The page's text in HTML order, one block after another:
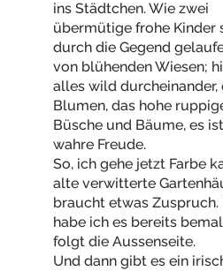
ins Städtchen. Wie zwei
übermütige frohe Kinder
durch die Gegend
von blühenden Wiesen;
alles wild durcheinander,
Blumen, das hohe
Büsche und Bäume, es
wahre Freude.
So, ich gehe jetzt Farbe
alte verwitterte
braucht etwas Zuspruch.
habe ich es bereits
folgt die Aussenseite.
Und dann gibt es ein